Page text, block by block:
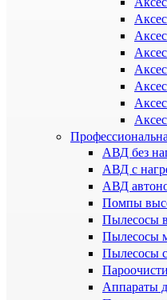
АВД без
АВД с
АВД
Помпы
Пылесосы
Пылесосы
Пылесосы
Аппараты